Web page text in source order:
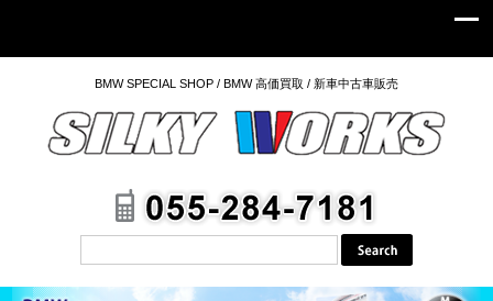
BMW SPECIAL SHOP / BMW 高価買取 / 新車中古車販売